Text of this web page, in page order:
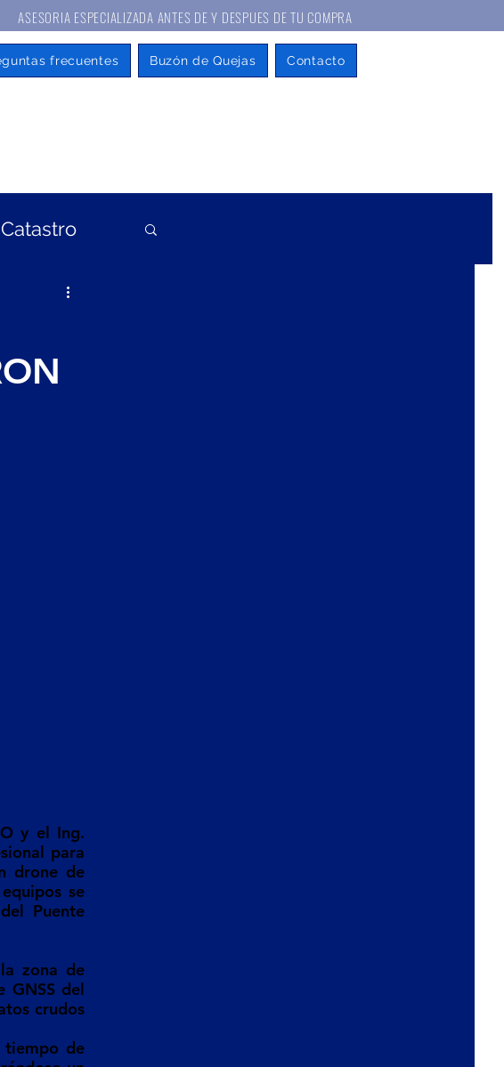
ANTES DE Y DESPUES DE TU COMPRA
frecuentes Buzón de Quejas Contacto
Catastro
y el Ing.
para
drone de
se
Puente
zona de
GNSS del
crudos
de